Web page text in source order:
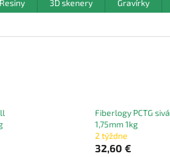
Resiny 3D skenery Gravírky
Fiberlogy PCTG sivá
1,75mm 1kg
2 týždne
32,60 €